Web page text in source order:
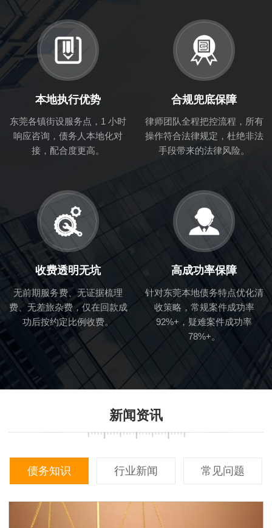
本地执行优势
东莞各镇街设服务点，1 小时
响应咨询，债务人本地化对
接，配合度更高。
合规兜底保障
律师团队全程把控流程，所有
操作符合法律规定，杜绝非法
手段带来的法律风险。
收费透明无坑
无前期服务费、无证据梳理
费、无差旅杂费，仅在回款成
功后按约定比例收费。
高成功率保障
针对东莞本地债务特点优化清
收策略，常规案件成功率
92%+，疑难案件成功率
78%+。
新闻资讯
债务知识 行业新闻 常见问题